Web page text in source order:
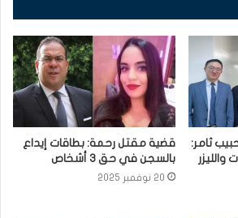
ثامر:
والليزر
قضية مقتل رحمة: بطاقات إيداع
بالسجن في حق 3 أشخاص
20 نوفمبر 2025